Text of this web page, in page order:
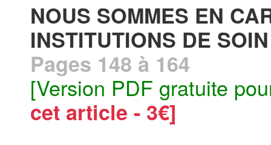
NOUS SOMMES EN
INSTITUTIONS DE
Pages 148 à 164
[Version PDF gratuite
cet article - 3€]